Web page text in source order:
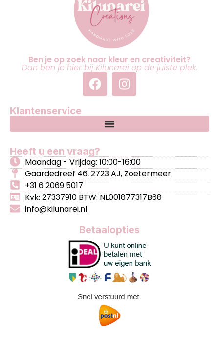
Ben je op zoek naar kleur en creativiteit?
Dan ben je hier bij Kilunarei op de juiste plek.
Klantenservice
Heeft u een vraag?
Maandag - Vrijdag: 10:00-16:00
Gaardedreef 46, 2723 AJ, Zoetermeer
+31 6 2069 5017
Kvk: 27337910 BTW: NL001877317B68
info@kilunarei.nl
Betaalopties